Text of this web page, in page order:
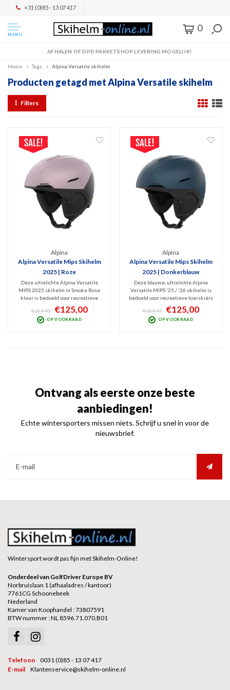
+31 (0)85 - 13 07 417
MENU
0
AFHALEN OF DPD PAKKETSHOP LEVERING MOGELIJK!
Home Tags Alpina Versatile skihelm
Producten getagd met Alpina Versatile skihelm
Filters
Alpina
Alpina Versatile Mips Skihelm
2025 | Roze
Deze ultralichte Alpina Versatile
MIPS 2025 skihelm in Smoke Rose
kleur is bedoeld voor recreatieve
toerskiërs én freeriders. Met de
Inmould constructie (ook wel
Softshell) gemaakt van stevig
€189,95 €125,00
OP VOORRAAD
Alpina
Alpina Versatile Mips Skihelm
2025 | Donkerblauw
Deze blauwe, ultralichte Alpina
Versatile MIPS '25 / '26 skihelm is
bedoeld voor recreatieve toerskiërs
én freeriders. met de Inmould
constructie (Softshell) gemaakt van
stevig polycarbonaat met Hi-EPS
€189,95 €125,00
OP VOORRAAD
Ontvang als eerste onze beste
aanbiedingen!
Echte wintersporters missen niets. Schrijf u snel in voor de
nieuwsbrief.
Wintersport wordt pas fijn met Skihelm-Online!
Onderdeel van GolfDriver Europe BV
Norbruislaan 1 (afhaaladres / kantoor)
7761CG Schoonebeek
Nederland
Kamer van Koophandel : 73807591
BTW nummer : NL 8596.71.070.B01
Telefoon
0031 (0)85 - 13 07 417
E-mail
Klantenservice@skihelm-online.nl